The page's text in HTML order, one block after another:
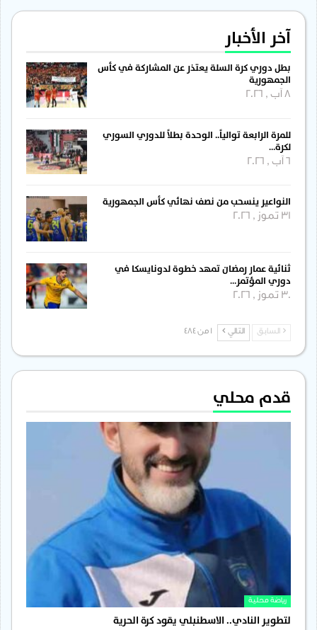
آخر الأخبار
بطل دوري كرة السلة يعتذر عن المشاركة في كأس
الجمهورية
للمرة الرابعة توالياً.. الوحدة بطلاً للدوري السوري
لكرة…
النواعير ينسحب من نصف نهائي كأس الجمهورية
31 تموز , 2026
ثنائية عمار رمضان تمهد خطوة لدونايسكا في
دوري المؤتمر…
30 تموز , 2026
السابق التالي
قدم محلي
رياضة محلية
لتطوير النادي.. الاسطنبلي يقود كرة الحرية